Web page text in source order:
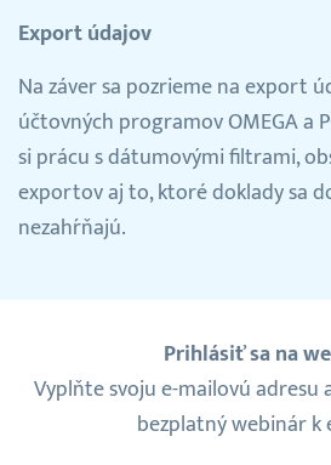
Export údajov
Na záver sa pozrieme na export
účtovných programov OMEGA a
si prácu s dátumovými filtrami,
exportov aj to, ktoré doklady sa
nezahŕňajú.
Prihlásiť sa na
Vyplňte svoju e-mailovú adresu
bezplatný webinár k